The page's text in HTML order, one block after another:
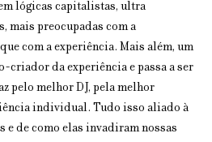
lógicas capitalistas, ultra
mais preocupadas com a
com a experiência. Mais além, um
criador da experiência e passa a ser
pelo melhor DJ, pela melhor
individual. Tudo isso aliado à
e de como elas invadiram nossas